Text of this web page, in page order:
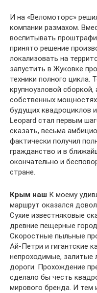
И на «Веломоторс»
компании размахом.
воспитывать
принято решение
локализовать на
запустить в Жуковке
техники полного цикла.
крупноузловой сборкой,
собственных
будущих квадроциклов
Leopard стал первым
сказать, весьма
фактически получил
гражданство и в
окончательно и
стране.
Крым наш К моему
маршрут оказался
Сухие известняковые
древние пещерные
Скоростные пыльные
Ай-Петри и гигантские
непроходимые, залитые
дороги. Прохождение
сделало бы честь
мирового бренда. И тем